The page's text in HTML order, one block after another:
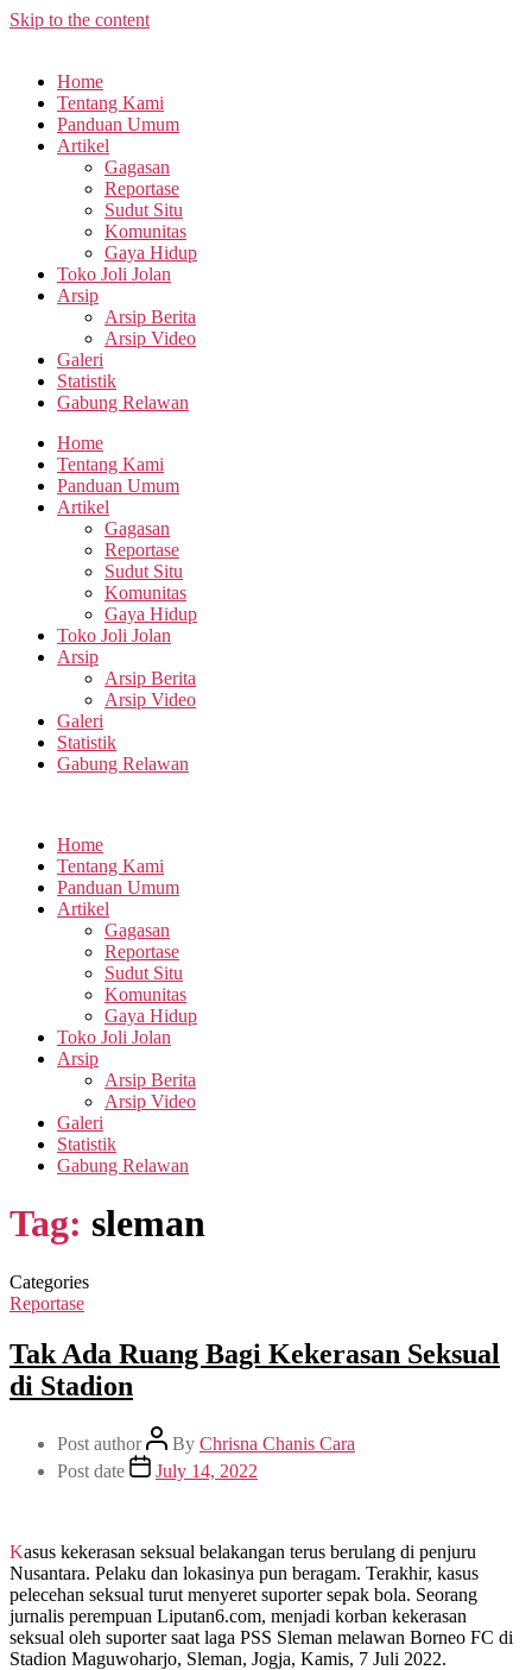
Skip to the content
Home
Tentang Kami
Panduan Umum
Artikel
Gagasan
Reportase
Sudut Situ
Komunitas
Gaya Hidup
Toko Joli Jolan
Arsip
Arsip Berita
Arsip Video
Galeri
Statistik
Gabung Relawan
Home
Tentang Kami
Panduan Umum
Artikel
Gagasan
Reportase
Sudut Situ
Komunitas
Gaya Hidup
Toko Joli Jolan
Arsip
Arsip Berita
Arsip Video
Galeri
Statistik
Gabung Relawan
Home
Tentang Kami
Panduan Umum
Artikel
Gagasan
Reportase
Sudut Situ
Komunitas
Gaya Hidup
Toko Joli Jolan
Arsip
Arsip Berita
Arsip Video
Galeri
Statistik
Gabung Relawan
Tag: sleman
Categories
Reportase
Tak Ada Ruang Bagi Kekerasan Seksual
di Stadion
Post author By Chrisna Chanis Cara
Post date
July 14, 2022
Kasus kekerasan seksual belakangan terus berulang di penjuru
Nusantara. Pelaku dan lokasinya pun beragam. Terakhir, kasus
pelecehan seksual turut menyeret suporter sepak bola. Seorang
jurnalis perempuan Liputan6.com, menjadi korban kekerasan
seksual oleh suporter saat laga PSS Sleman melawan Borneo FC di
Stadion Maguwoharjo, Sleman, Jogja, Kamis, 7 Juli 2022.